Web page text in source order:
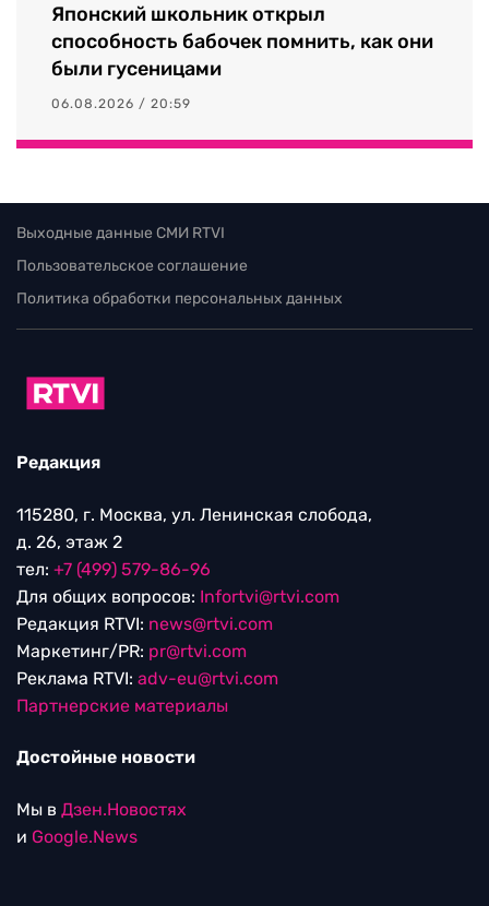
Японский школьник открыл
способность бабочек помнить, как они
были гусеницами
06.08.2026 / 20:59
Выходные данные СМИ RTVI
Пользовательское соглашение
Политика обработки персональных данных
Редакция
115280, г. Москва, ул. Ленинская слобода,
д. 26, этаж 2
тел: +7 (499) 579-86-96
Для общих вопросов: Infortvi@rtvi.com
Редакция RTVI: news@rtvi.com
Маркетинг/PR: pr@rtvi.com
Реклама RTVI: adv-eu@rtvi.com
Партнерские материалы
Достойные новости
Мы в Дзен.Новостях
и Google.News